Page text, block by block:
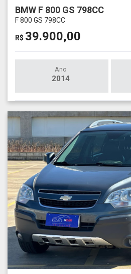
BMW F 800 GS 798CC
F 800 GS 798CC
R$ 39.900,00
Ano
2014